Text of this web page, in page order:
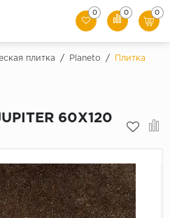
0 0 0
плитка / Planeto /
Плитка
60X120